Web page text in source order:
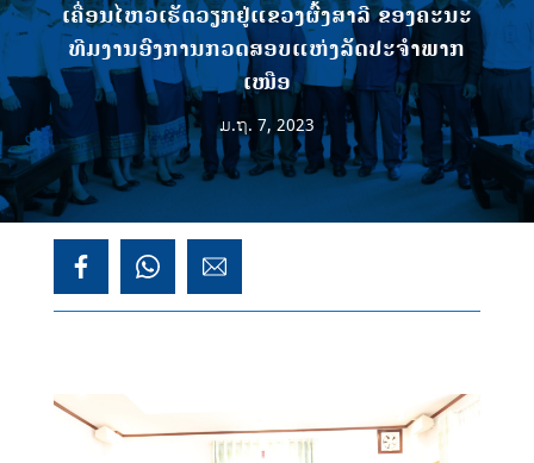
ເຄື່ອນໄຫວເຮັດວຽກຢູ່ແຂວງຜົ້ງສາລີ ຂອງຄະນະ
ທີມງານອົງການກວດສອບແຫ່ງລັດປະຈໍາພາກ
ເໜືອ
ມ.ຖ. 7, 2023